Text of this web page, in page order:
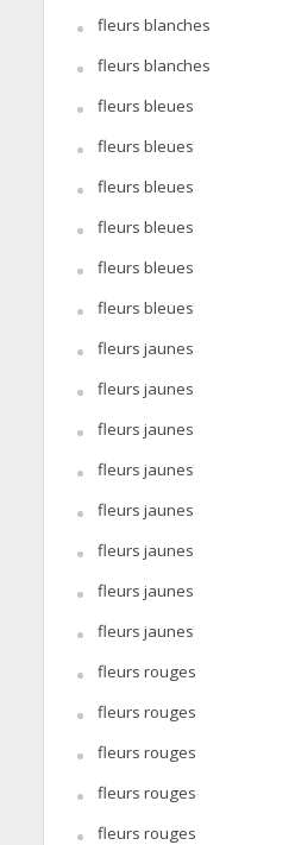
fleurs blanches
fleurs blanches
fleurs bleues
fleurs bleues
fleurs bleues
fleurs bleues
fleurs bleues
fleurs bleues
fleurs jaunes
fleurs jaunes
fleurs jaunes
fleurs jaunes
fleurs jaunes
fleurs jaunes
fleurs jaunes
fleurs jaunes
fleurs rouges
fleurs rouges
fleurs rouges
fleurs rouges
fleurs rouges